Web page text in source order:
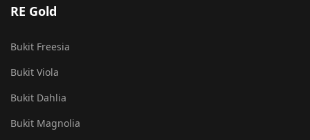
RE Gold
Bukit Freesia
Bukit Viola
Bukit Dahlia
Bukit Magnolia